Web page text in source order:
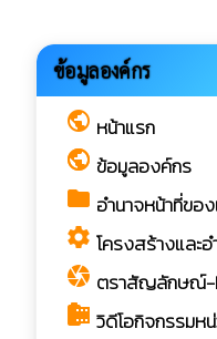
ข้อมูลองค์กร
public หน้าแรก
public ข้อมูลองค์กร
folder อำนาจหน้าที่ขอ
settings โครงสร้างและ
camera ตราสัญลักษณ์-
camera_roll วิดีโอกิจกรรมห